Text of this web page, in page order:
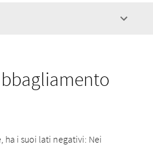
ha i suoi lati negativi: Nei